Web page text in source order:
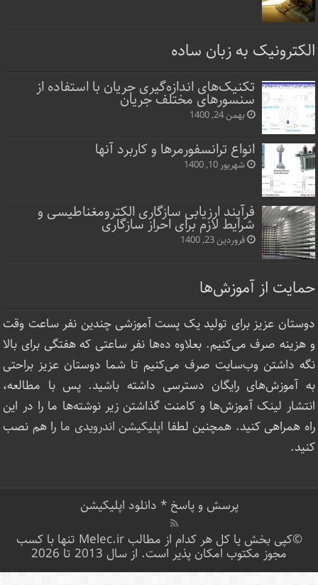
الکترونیک به زبان ساده
تکنیک‌های اندازه‌گیری جریان با استفاده از
سنسورهای مختلف جریان
بهمن 24, 1400
انواع ترانسفورمرها و کاربرد آنها
شهریور 10, 1400
فرآیند ارزیابی سازگاری الکترومغناطیسی و
شرایط لازم برای احراز سازگاری
فروردین 23, 1400
حمایت از آموزش‌ها
دوستان عزیز برای تولید یک پست آموزشی چندین نفر ساعت‌ وقت
و هزینه صرف می‌کنیم. بعلاوه ده‌ها نفر ساعتی که هفتگی برای بالا
نگه داشتن وب‌سایت صرف ‌می‌کنیم تا شما دوستان عزیز براحتی
به آموزش‌های رایگان دسترسی داشته باشید. پس با مطالعه،
انتشار لینک‌ آموزش‌ها و کامنت گذاشتن زیر نوشته‌‌ها ما را در این
راه همراهی کنید. همچنین لطفا اپلیکیشن اندرویدی ما را هم نصب
کنید.
پرسش و پاسخ* دانلود اپلیکیشن
©کپی بخش یا کل هر کدام از مطالب Melec.ir تنها با کسب
مجوز مکتوب امکان پذیر است. از سال 2013 تا 2026